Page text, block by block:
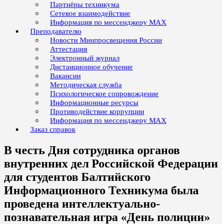
Партнёры техникума
Сетевое взаимодействие
Информация по мессенджеру MAX
Преподавателю
Новости Минпросвещения России
Аттестация
Электронный журнал
Дистанционное обучение
Вакансии
Методическая служба
Психологическое сопровождение
Информационные ресурсы
Противодействие коррупции
Информация по мессенджеру MAX
Заказ справок
В честь Дня сотрудника органов
внутренних дел Российской Федерации
для студентов Балтийского
Информационного Техникума была
проведена интеллектуально-
познавательная игра «День полиции»